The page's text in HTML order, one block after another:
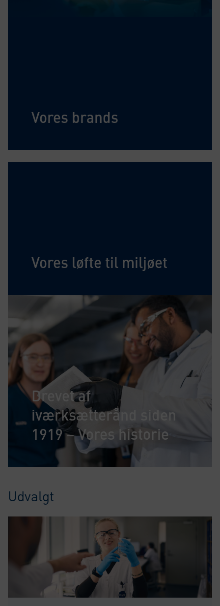
Vores brands
Vores løfte til miljøet
Drevet af
iværksætterånd siden
1919 – Vores historie
Udvalgt